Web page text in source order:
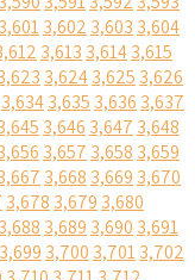
3,6013,602 3,603 3,604
3,613 3,6143,615
3,6243,625 3,626
3,6343,635 3,636 3,637
3,646 3,647 3,648
3,657 3,658 3,659
3,668 3,669 3,670
3,678 3,679 3,680
3,688 3,689 3,690 3,691
3,699 3,700 3,7013,702